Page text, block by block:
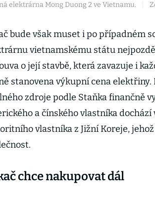
elektrárna Mong Duong 2 ve Vietnamu.
bude však muset i po případném
vietnamskému státu
o její stavbě, která zavazuje i
stanovena výkupní cena elektřiny.
zdroje podle Staňka finančně
a čínského vlastníka
vlastníka z Jižní Koreje,
chce nakupovat dál